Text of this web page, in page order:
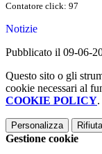
Contatore click: 97
Notizie
Pubblicato il 09-06-
Questo sito o gli
cookie necessari al
COOKIE POLICY.
Personalizza
Gestione cookie